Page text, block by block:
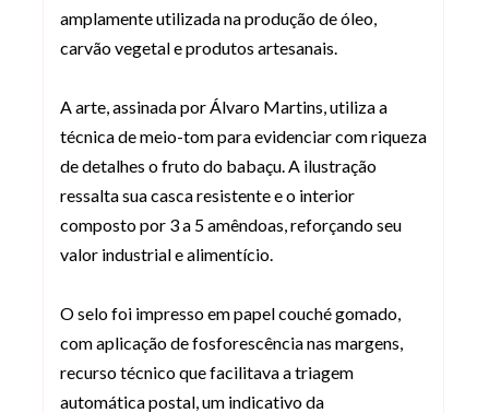
amplamente utilizada na produção de óleo,
carvão vegetal e produtos artesanais.
A arte, assinada por Álvaro Martins, utiliza a
técnica de meio-tom para evidenciar com riqueza
de detalhes o fruto do babaçu. A ilustração
ressalta sua casca resistente e o interior
composto por 3 a 5 amêndoas, reforçando seu
valor industrial e alimentício.
O selo foi impresso em papel couché gomado,
com aplicação de fosforescência nas margens,
recurso técnico que facilitava a triagem
automática postal, um indicativo da